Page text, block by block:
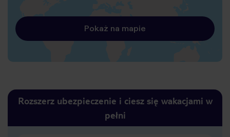
Pokaż na mapie
Rozszerz ubezpieczenie i ciesz się wakacjami w
pełni